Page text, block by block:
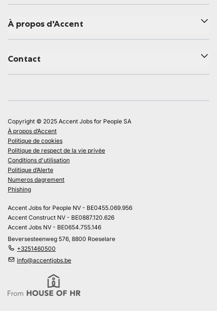
À propos d'Accent
Contact
Copyright © 2025 Accent Jobs for People SA
À propos d’Accent
Politique de cookies
Politique de respect de la vie privée
Conditions d'utilisation
Politique d’Alerte
Numeros dagrement
Phishing
Accent Jobs for People NV - BE0455.069.956
Accent Construct NV - BE0887.120.626
Accent Jobs NV - BE0654.755.146
Beversesteenweg 576, 8800 Roeselare
+3251460500
info@accentjobs.be